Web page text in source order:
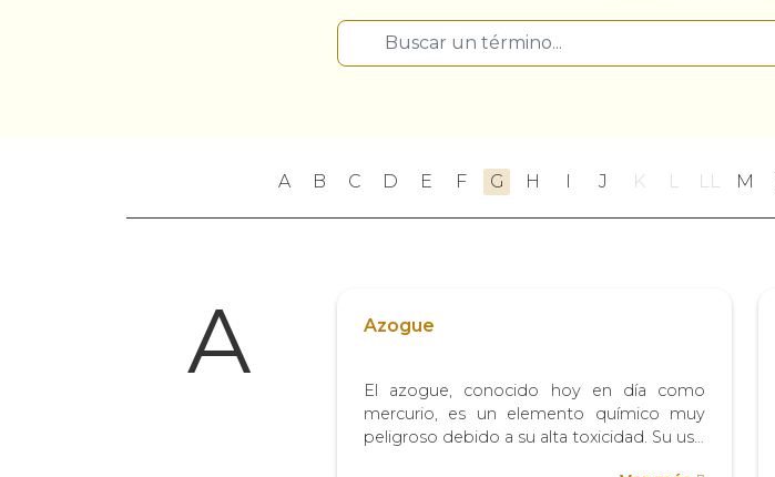
A B C D E F G H I J K L LL M
A Azogue
El azogue, conocido hoy en día como
mercurio, es un elemento químico muy
peligroso debido a su alta toxicidad. Su uso